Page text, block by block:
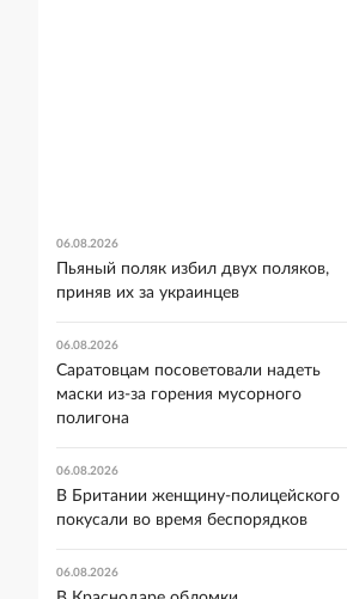
06.08.2026
Пьяный поляк избил двух поляков,
приняв их за украинцев
06.08.2026
Саратовцам посоветовали надеть
маски из-за горения мусорного
полигона
06.08.2026
В Британии женщину-полицейского
покусали во время беспорядков
06.08.2026